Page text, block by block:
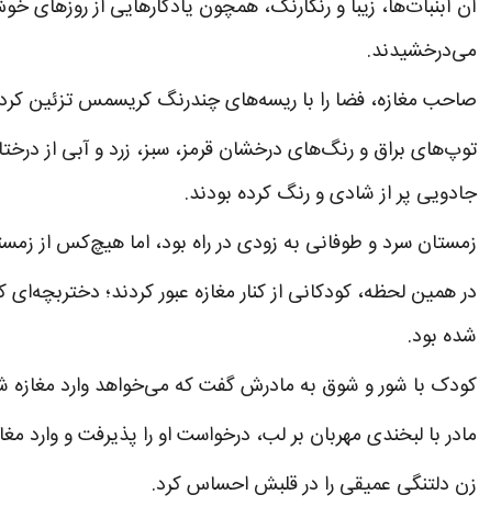
آن آبنبات‌ها، زیبا و رنگارنگ، همچون یادگارهایی از
می‌درخشیدند.
صاحب مغازه، فضا را با ریسه‌های چندرنگ کریسمس تزئین
توپ‌های براق و رنگ‌های درخشان قرمز، سبز، زرد و آبی از
جادویی پر از شادی و رنگ کرده بودند.
زمستان سرد و طوفانی به زودی در راه بود، اما هیچ‌کس از
در همین لحظه، کودکانی از کنار مغازه عبور کردند؛
شده بود.
کودک با شور و شوق به مادرش گفت که می‌خواهد وارد مغازه
مادر با لبخندی مهربان بر لب، درخواست او را پذیرفت و وارد
زن دلتنگی عمیقی را در قلبش احساس کرد.